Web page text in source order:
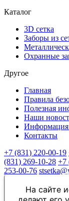
Каталог
3D сетка
Заборы из
Охранные
Другое
Главная
Правила
Полезная
Наши
Контакты
+7 (831) 220-00-19
(831) 269-10-28 +7
253-00-76
На сайте